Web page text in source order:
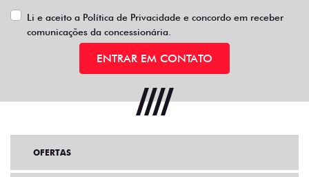
Li e aceito a Política de Privacidade e concordo em receber
comunicações da concessionária.
ENTRAR EM CONTATO
OFERTAS